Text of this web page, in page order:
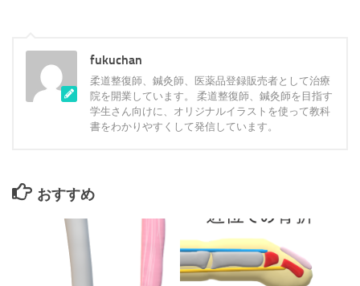
fukuchan
柔道整復師、鍼灸師、医薬品登録販売者として治療
院を開業しています。 柔道整復師、鍼灸師を目指す
学生さん向けに、オリジナルイラストを使って教科
書をわかりやすくして発信しています。
おすすめ